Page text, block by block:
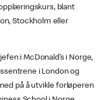
blant
Stockholm eller
i McDonald’s i Norge,
i London og
på å utvikle forløperen